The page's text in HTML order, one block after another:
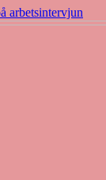
arbetsintervjun